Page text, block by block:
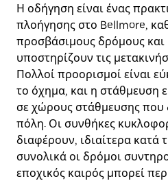
Η οδήγηση είναι ένας
πλοήγησης στο Bellmore,
προσβάσιμους δρόμους
υποστηρίζουν τις
Πολλοί προορισμοί είναι
το όχημα, και η στάθμευση
σε χώρους στάθμευσης που
πόλη. Οι συνθήκες
διαφέρουν, ιδιαίτερα κατά
συνολικά οι δρόμοι
εποχικός καιρός μπορεί